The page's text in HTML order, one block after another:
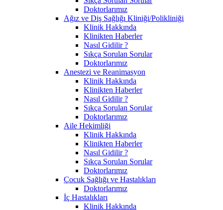
Doktorlarımız
Ağız ve Diş Sağlığı Kliniği/Polikliniği
Klinik Hakkında
Klinikten Haberler
Nasıl Gidilir ?
Sıkça Sorulan Sorular
Doktorlarımız
Anestezi ve Reanimasyon
Klinik Hakkında
Klinikten Haberler
Nasıl Gidilir ?
Sıkça Sorulan Sorular
Doktorlarımız
Aile Hekimliği
Klinik Hakkında
Klinikten Haberler
Nasıl Gidilir ?
Sıkça Sorulan Sorular
Doktorlarımız
Çocuk Sağlığı ve Hastalıkları
Doktorlarımız
İç Hastalıkları
Klinik Hakkında